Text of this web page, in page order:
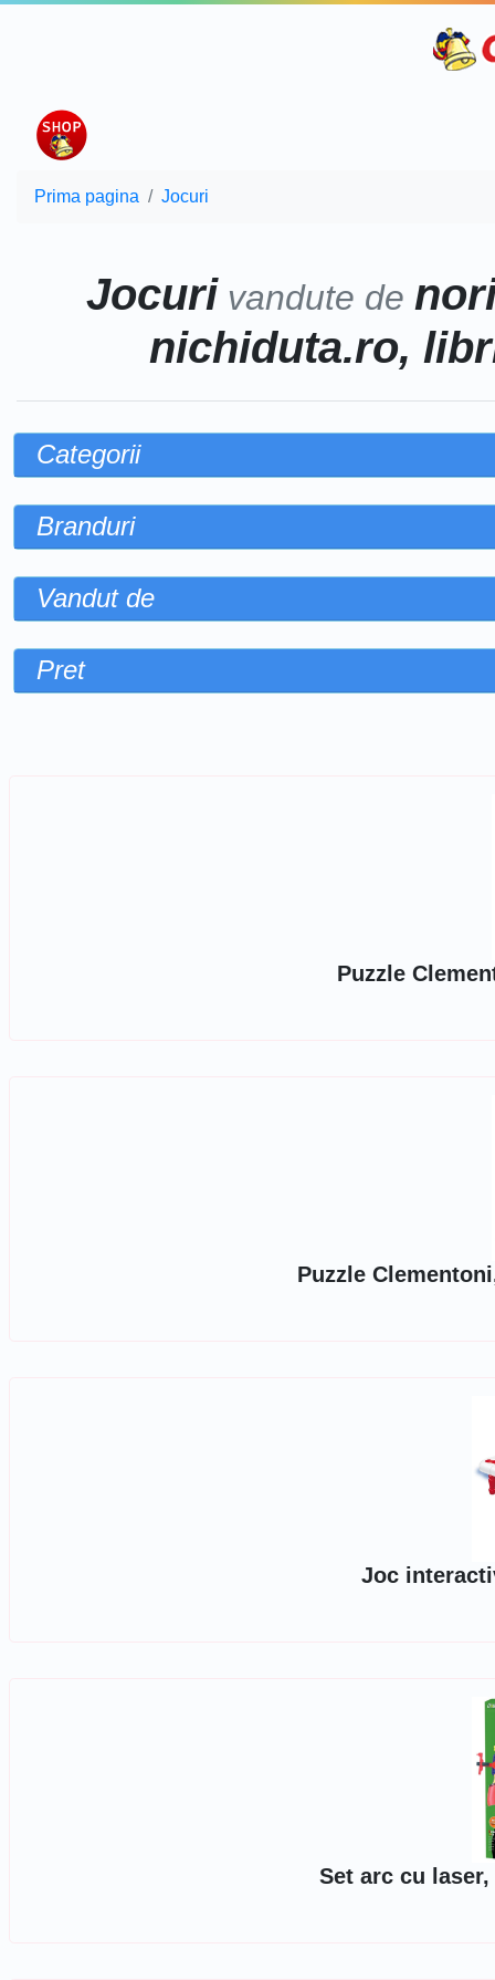
Prima pagina Jocuri
Jocuri vandute de
nichiduta.ro,
Categorii
Branduri
Vandut de
Pret
Puzzle
Puzzle
Joc
Set arc cu